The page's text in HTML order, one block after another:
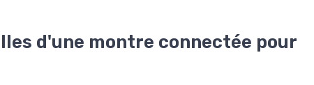
d'une montre connectée pour